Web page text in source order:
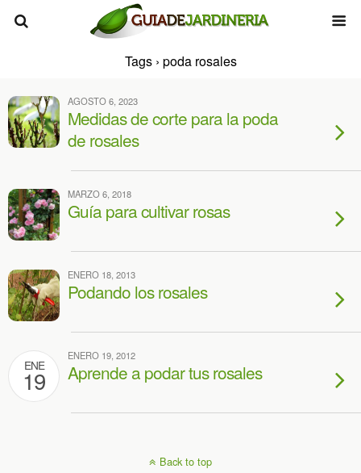
Tags › poda rosales
AGOSTO 6, 2023
Medidas de corte para la poda
de rosales
MARZO 6, 2018
Guía para cultivar rosas
ENERO 18, 2013
Podando los rosales
ENE
19
ENERO 19, 2012
Aprende a podar tus rosales
Back to top